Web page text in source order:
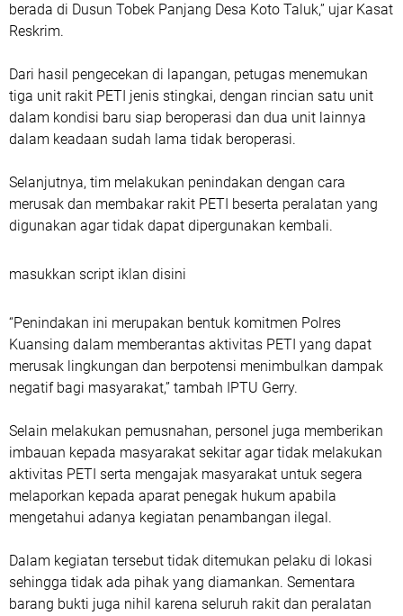
berada di Dusun Tobek Panjang Desa Koto Taluk,” ujar Kasat
Reskrim.
Dari hasil pengecekan di lapangan, petugas menemukan
tiga unit rakit PETI jenis stingkai, dengan rincian satu unit
dalam kondisi baru siap beroperasi dan dua unit lainnya
dalam keadaan sudah lama tidak beroperasi.
Selanjutnya, tim melakukan penindakan dengan cara
merusak dan membakar rakit PETI beserta peralatan yang
digunakan agar tidak dapat dipergunakan kembali.
masukkan script iklan disini
“Penindakan ini merupakan bentuk komitmen Polres
Kuansing dalam memberantas aktivitas PETI yang dapat
merusak lingkungan dan berpotensi menimbulkan dampak
negatif bagi masyarakat,” tambah IPTU Gerry.
Selain melakukan pemusnahan, personel juga memberikan
imbauan kepada masyarakat sekitar agar tidak melakukan
aktivitas PETI serta mengajak masyarakat untuk segera
melaporkan kepada aparat penegak hukum apabila
mengetahui adanya kegiatan penambangan ilegal.
Dalam kegiatan tersebut tidak ditemukan pelaku di lokasi
sehingga tidak ada pihak yang diamankan. Sementara
barang bukti juga nihil karena seluruh rakit dan peralatan